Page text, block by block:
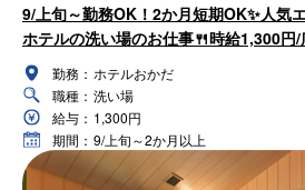
9/上旬～勤務OK！2か月短期OK✨人気
ホテルの洗い場のお仕事🍴時給1,300円
勤務： ホテルおかだ
職種： 洗い場
給与： 1,300円
期間： 9/上旬～2か月以上